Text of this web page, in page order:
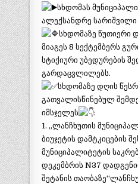
სხდომას
ალექსანდრე სარიშვილი
სხდომაზე წუთიერი
მიაგეს 8 სექტემბერს
სტიქიური უბედურების
გარდაცვლილებს.
სხდომაზე დღის
გათვალისწინებულ
იმსჯელეს
:
1. „ლანჩხუთის
ბიუჯეტის დამტკიცების
მუნიციპალიტეტის
დეკემბრის N37
შეტანის